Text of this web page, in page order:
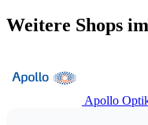
Weitere Shops
Apollo